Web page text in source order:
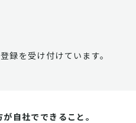
録を受け付けています。
自社でできること。